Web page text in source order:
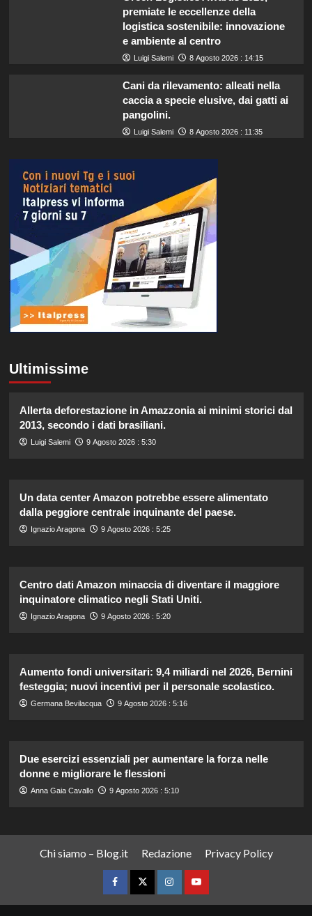
premiate le eccellenze della
logistica sostenibile: innovazione
e ambiente al centro
Luigi Salemi 8 Agosto 2026 : 14:15
Cani da rilevamento: alleati nella
caccia a specie elusive, dai gatti ai
pangolini.
Luigi Salemi 8 Agosto 2026 : 11:35
Ultimissime
Allerta deforestazione in Amazzonia ai minimi storici dal
2013, secondo i dati brasiliani.
Luigi Salemi 9 Agosto 2026 : 5:30
Un data center Amazon potrebbe essere alimentato
dalla peggiore centrale inquinante del paese.
Ignazio Aragona 9 Agosto 2026 : 5:25
Centro dati Amazon minaccia di diventare il maggiore
inquinatore climatico negli Stati Uniti.
Ignazio Aragona 9 Agosto 2026 : 5:20
Aumento fondi universitari: 9,4 miliardi nel 2026, Bernini
festeggia; nuovi incentivi per il personale scolastico.
Germana Bevilacqua 9 Agosto 2026 : 5:16
Due esercizi essenziali per aumentare la forza nelle
donne e migliorare le flessioni
Anna Gaia Cavallo 9 Agosto 2026 : 5:10
Chi siamo – Blog.it Redazione Privacy Policy
FacebookTwitterInstagramYouTube